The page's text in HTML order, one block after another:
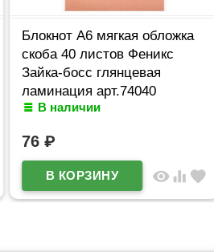
Блокнот А6 мягкая обложка
скоба 40 листов Феникс
Зайка-босс глянцевая
ламинация арт.74040
В наличии
76 ₽
visibility equalizer favorite